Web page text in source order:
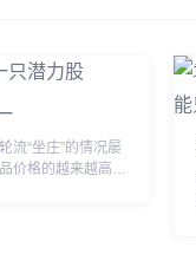
流“坐庄”的情况屡
价格的越来越高，